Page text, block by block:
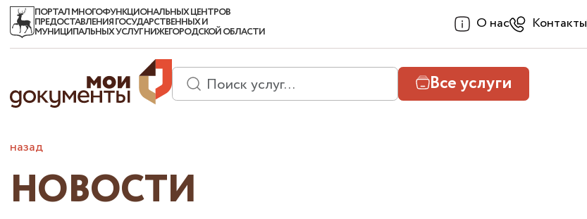
ПОРТАЛ МНОГОФУНКЦИОНАЛЬНЫХ ЦЕНТРОВ
ПРЕДОСТАВЛЕНИЯ ГОСУДАРСТВЕННЫХ И
МУНИЦИПАЛЬНЫХ УСЛУГ НИЖЕГОРОДСКОЙ ОБЛАСТИ О нас Контакты
Все услуги
назад
НОВОСТИ